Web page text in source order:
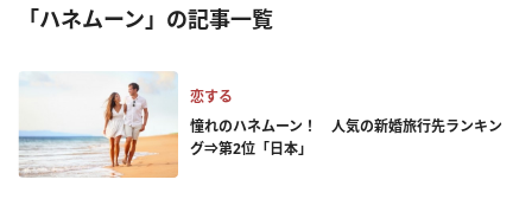
「ハネムーン」の記事一覧
恋する
憧れのハネムーン！ 人気の新婚旅行先ランキン
グ⇒第2位「日本」